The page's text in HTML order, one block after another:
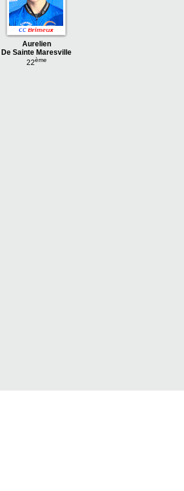
Aurelien
De Sainte Maresville
22ème